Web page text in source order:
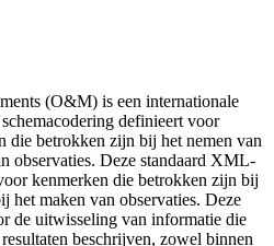
(O&M) is een internationale
definieert voor
die betrokken zijn bij het nemen van
observaties. Deze standaard XML-
kenmerken die betrokken zijn bij
het maken van observaties. Deze
de uitwisseling van informatie die
beschrijven, zowel binnen